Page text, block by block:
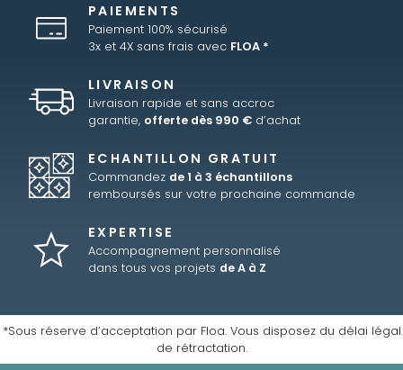
PAIEMENTS
Paiement 100% sécurisé
3x et 4X sans frais avec FLOA *
LIVRAISON
Livraison rapide et sans accroc
garantie, offerte dès 990 € d’achat
ECHANTILLON GRATUIT
Commandez de 1 à 3 échantillons
remboursés sur votre prochaine commande
EXPERTISE
Accompagnement personnalisé
dans tous vos projets de A à Z
*Sous réserve d’acceptation par Floa. Vous disposez du délai légal
de rétractation.